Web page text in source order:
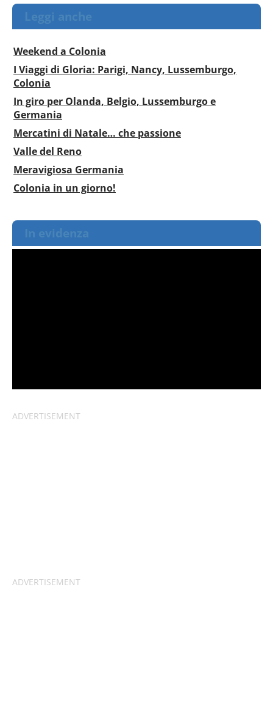
Leggi anche
Weekend a Colonia
I Viaggi di Gloria: Parigi, Nancy, Lussemburgo,
Colonia
In giro per Olanda, Belgio, Lussemburgo e
Germania
Mercatini di Natale… che passione
Valle del Reno
Meravigiosa Germania
Colonia in un giorno!
In evidenza